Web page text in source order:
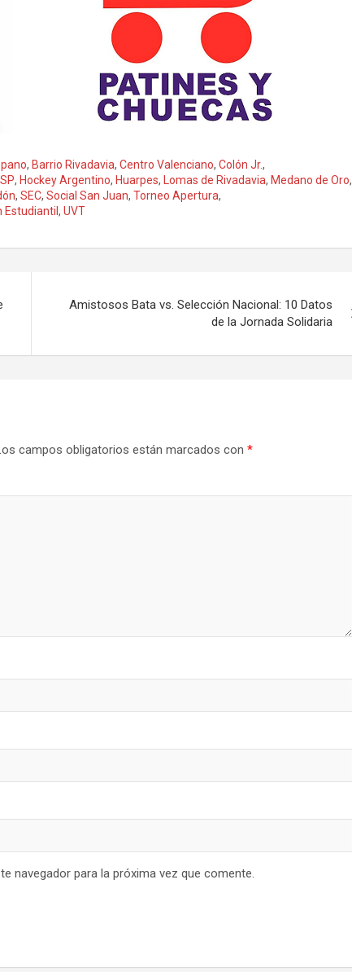
, Barrio Rivadavia, Centro Valenciano, Colón Jr.,
, Hockey Argentino, Huarpes, Lomas de Rivadavia, Medano de Oro,
, SEC, Social San Juan, Torneo Apertura,
Estudiantil , UVT
Amistosos Bata vs. Selección Nacional: 10 Datos
de la Jornada Solidaria
campos obligatorios están marcados con *
navegador para la próxima vez que comente.